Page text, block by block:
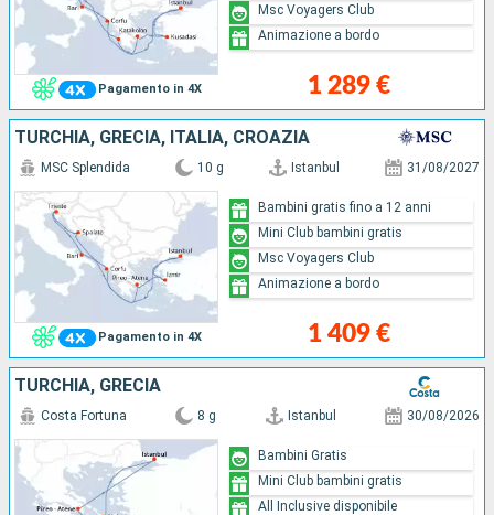
Pagamento in 4X 1 289 €
Msc Voyagers Club
Animazione a bordo
TURCHIA, GRECIA, ITALIA, CROAZIA
Pagamento in 4X
MSC Splendida 10 g Istanbul 31/08/2027
1 409 €
Bambini gratis fino a 12 anni
Mini Club bambini gratis
Msc Voyagers Club
Animazione a bordo
TURCHIA, GRECIA
Costa Fortuna 8 g Istanbul 30/08/2026
Bambini Gratis
Mini Club bambini gratis
All Inclusive disponibile